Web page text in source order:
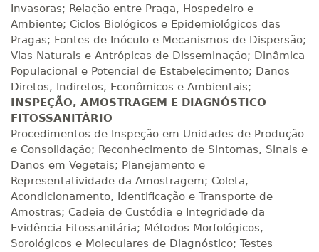
360 H 45 dias dias
R$ 1.784,48
Matricular
380 H 48 dias 150dias
R$ 1.883,61
400 H 50 dias 150
R$ 1.982,74
420 H 53dias 150dias
R$ 2.082,12
Matricular
Invasoras; Relação entre Praga, Hospedeiro e
Ambiente; Ciclos Biológicos e Epidemiológicos das
Pragas; Fontes de Inóculo e Mecanismos de Dispersão;
Vias Naturais e Antrópicas de Disseminação; Dinâmica
Populacional e Potencial de Estabelecimento; Danos
Diretos, Indiretos, Econômicos e Ambientais;
INSPEÇÃO, AMOSTRAGEM E DIAGNÓSTICO
FITOSSANITÁRIO
Procedimentos de Inspeção em Unidades de Produção
e Consolidação; Reconhecimento de Sintomas, Sinais e
Danos em Vegetais; Planejamento e
Representatividade da Amostragem; Coleta,
Acondicionamento, Identificação e Transporte de
Amostras; Cadeia de Custódia e Integridade da
Evidência Fitossanitária; Métodos Morfológicos,
Sorológicos e Moleculares de Diagnóstico; Testes